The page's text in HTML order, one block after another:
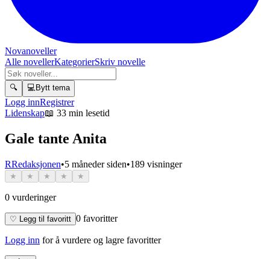
Novanoveller
Alle novellerKategorierSkriv novelle
🔍 💻 Bytt tema
Logg innRegistrer
Lidenskap📖 33 min lesetid
Gale tante Anita
RRedaksjonen•5 måneder siden•189 visninger
★ ★ ★ ★ ★
0 vurderinger
♡ Legg til favoritt 0 favoritter
Logg inn for å vurdere og lagre favoritter